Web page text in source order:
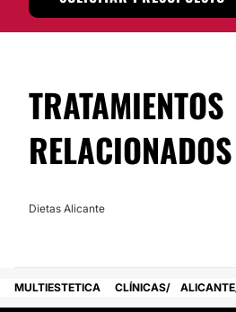
No
TRATAMIENTOS
RELACIONADOS
Dietas Alicante
MULTIESTETICA CLÍNICAS ALICANTE